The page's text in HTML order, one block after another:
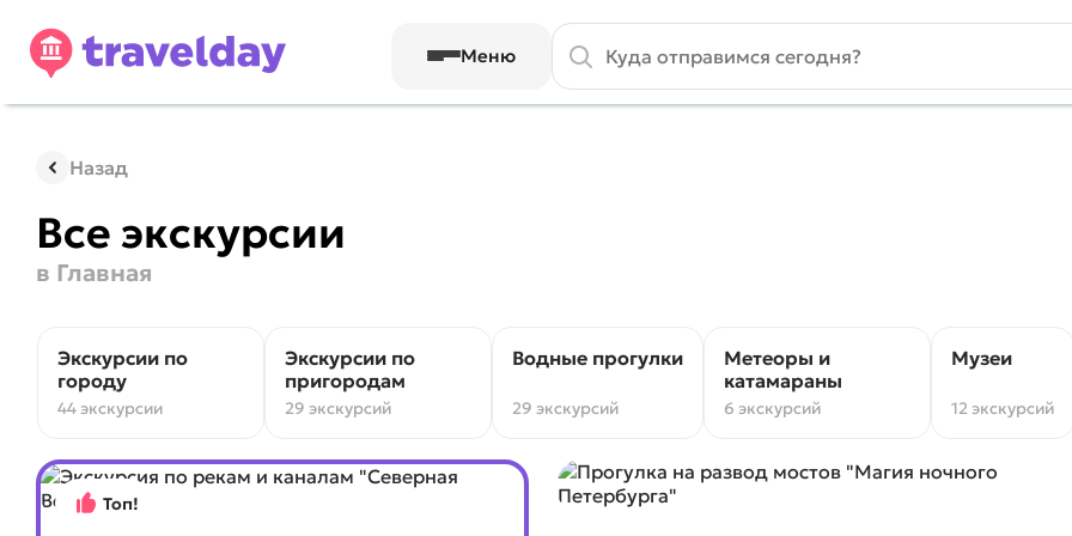
Меню
Назад
Все экскурсии
в Главная
Экскурсии по
городу
44 экскурсии
Экскурсии по
пригородам
29 экскурсий
Водные прогулки
29 экскурсий
Метеоры и
катамараны
6 экскурсий
Музеи
12 экскурсий
Топ!